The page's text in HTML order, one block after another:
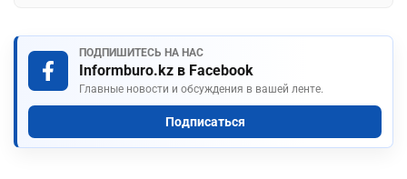
ПОДПИШИТЕСЬ НА НАС
Informburo.kz в Facebook
Главные новости и обсуждения в вашей ленте.
Подписаться